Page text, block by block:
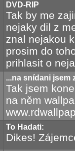
DVD-RIP
Tak by me
nejaky dil z
znal nejakou
prosim do
prihlasit o
...na snídani jsem
Tak jsem
na něm
To Hadati:
Dikes!